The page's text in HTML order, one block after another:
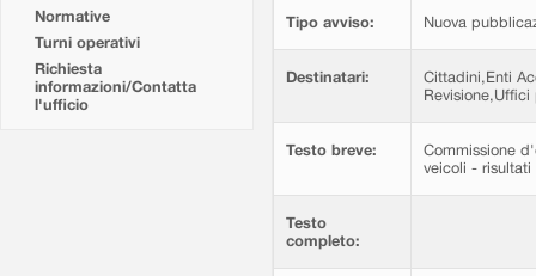
Normative
Turni operativi
Richiesta
informazioni/Contatta
l'ufficio
Tipo avviso: Nuova
Destinatari:
Cittadini,Enti
Revisione,Uffici
Testo breve:
Commissione
veicoli -
Testo
completo: